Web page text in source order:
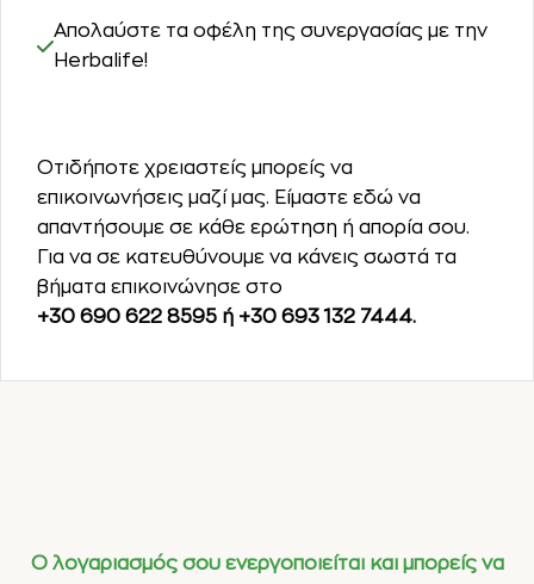
Απολαύστε τα οφέλη της συνεργασίας με την
Herbalife!
Οτιδήποτε χρειαστείς μπορείς να
επικοινωνήσεις μαζί μας. Είμαστε εδώ να
απαντήσουμε σε κάθε ερώτηση ή απορία σου.
Για να σε κατευθύνουμε να κάνεις σωστά τα
βήματα επικοινώνησε στο
+30 690 622 8595 ή +30 693 132 7444.
Ο λογαριασμός σου ενεργοποιείται και μπορείς να